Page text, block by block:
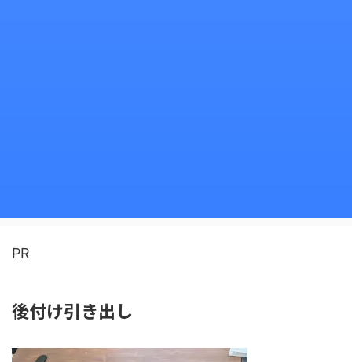
PR
後付け引き出し